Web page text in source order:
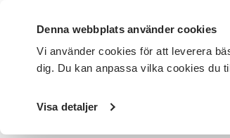
Denna webbplats använder cookies
Vi använder cookies för att leverera
dig. Du kan anpassa vilka cookies du
Visa detaljer
DET HÄR GÖR VI FÖR DIG SOM SÖK
Startsida / Kurser och evenemang